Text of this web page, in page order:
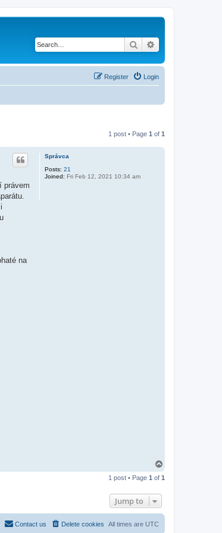
Search
Login
Register
1 post • Page 1 of 1
Správca
Posts: 21
Joined: Fri Feb 12, 2021 10:34 am
právem
na
p
1 post • Page 1 of 1
Jump to
All times are UTC
Delete cookies
Contact us